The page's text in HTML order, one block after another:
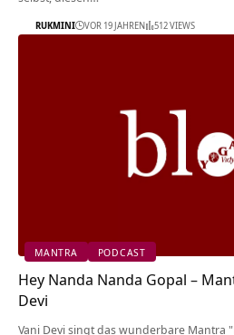
RUKMINI VOR 19 JAHREN 512 VIEWS
MANTRA PODCAST
Hey Nanda Nanda Gopal –
Devi
Vani Devi singt das wunderbare Mantra